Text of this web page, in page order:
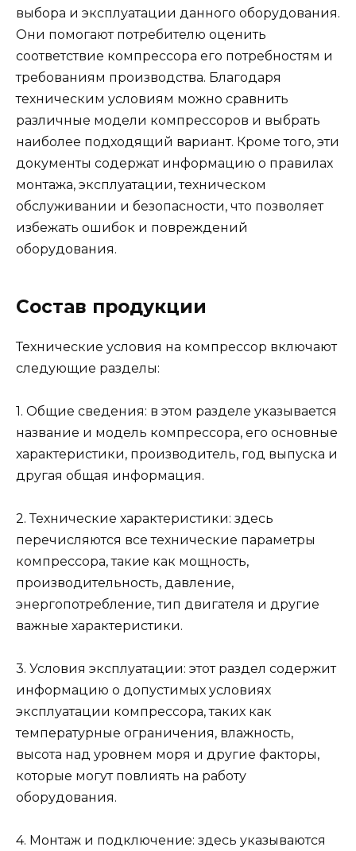
выбора и эксплуатации данного оборудования.
Они помогают потребителю оценить
соответствие компрессора его потребностям и
требованиям производства. Благодаря
техническим условиям можно сравнить
различные модели компрессоров и выбрать
наиболее подходящий вариант. Кроме того, эти
документы содержат информацию о правилах
монтажа, эксплуатации, техническом
обслуживании и безопасности, что позволяет
избежать ошибок и повреждений
оборудования.
Состав продукции
Технические условия на компрессор включают
следующие разделы:
1. Общие сведения: в этом разделе указывается
название и модель компрессора, его основные
характеристики, производитель, год выпуска и
другая общая информация.
2. Технические характеристики: здесь
перечисляются все технические параметры
компрессора, такие как мощность,
производительность, давление,
энергопотребление, тип двигателя и другие
важные характеристики.
3. Условия эксплуатации: этот раздел содержит
информацию о допустимых условиях
эксплуатации компрессора, таких как
температурные ограничения, влажность,
высота над уровнем моря и другие факторы,
которые могут повлиять на работу
оборудования.
4. Монтаж и подключение: здесь указываются